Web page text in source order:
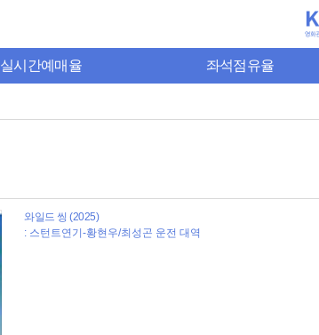
실시간예매율 좌석점유율
와일드 씽 (2025)
: 스턴트연기-황현우/최성곤 운전 대역